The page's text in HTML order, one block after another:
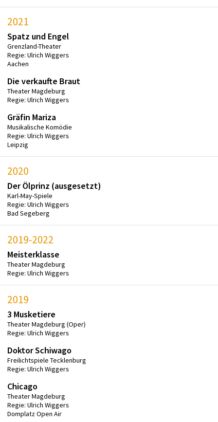
2021
Spatz und Engel
Grenzland-Theater
Regie: Ulrich Wiggers
Aachen
Die verkaufte Braut
Theater Magdeburg
Regie: Ulrich Wiggers
Gräfin Mariza
Musikalische Komödie
Regie: Ulrich Wiggers
Leipzig
2020
Der Ölprinz (ausgesetzt)
Karl-May-Spiele
Regie: Ulrich Wiggers
Bad Segeberg
2019-2022
Meisterklasse
Theater Magdeburg
Regie: Ulrich Wiggers
2019
3 Musketiere
Theater Magdeburg (Oper)
Regie: Ulrich Wiggers
Doktor Schiwago
Freilichtspiele Tecklenburg
Regie: Ulrich Wiggers
Chicago
Theater Magdeburg
Regie: Ulrich Wiggers
Domplatz Open Air